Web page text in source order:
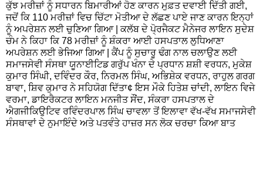
ਕੁੱਝ ਮਰੀਜ਼ਾਂ ਨੂੰ ਸਧਾਰਨ ਬਿਮਾਰੀਆਂ ਹੋਣ ਕਾਰਨ ਮੁਫ਼ਤ ਦਵਾਈ ਦਿੱਤੀ ਗਈ,
ਜਦੋਂ ਕਿ 110 ਮਰੀਜ਼ਾਂ ਵਿਚ ਚਿੱਟਾ ਮੋਤੀਆ ਦੇ ਲੱਛਣ ਪਾਏ ਜਾਣ ਕਾਰਨ ਇਨ੍ਹਾਂ
ਨੂੰ ਅਪਰੇਸ਼ਨ ਲਈ ਚੁਣਿਆ ਗਿਆ | ਕਲੱਬ ਦੇ ਪੋ੍ਰਜੈਕਟ ਮੈਨੇਜਰ ਲਾਇਨ ਸੁਦੇਸ਼
ਚੰਮ ਨੇ ਕਿਹਾ ਕਿ 78 ਮਰੀਜ਼ਾਂ ਨੂੰ ਸ਼ੰਕਰਾ ਆਈ ਹਸਪਤਾਲ ਲੁਧਿਆਣਾ
ਅਪਰੇਸ਼ਨ ਲਈ ਭੇਜਿਆ ਗਿਆ | ਕੈਂਪ ਨੂੰ ਸੁਚਾਰੂ ਢੰਗ ਨਾਲ ਚਲਾਉਣ ਲਈ
ਸਮਾਜਸੇਵੀ ਸੰਸਥਾ ਯੂਨਾਈਟਿਡ ਗਰੁੱਪ ਖੰਨਾ ਦੇ ਪ੍ਰਧਾਨ ਸ਼ਸ਼ੀ ਵਰਧਨ, ਮੁਕੇਸ਼
ਕੁਮਾਰ ਸਿੰਘੀ, ਦਵਿੰਦਰ ਕੌਰ, ਨਿਰਮਲ ਸਿੰਘ, ਅਭਿਸ਼ੇਕ ਵਰਧਨ, ਰਾਹੁਲ ਗਰਗ
ਬਾਵਾ, ਸ਼ਿਵ ਕੁਮਾਰ ਨੇ ਸਹਿਯੋਗ ਦਿੱਤਾ¢ ਇਸ ਮੌਕੇ ਹਿਤੇਸ਼ ਚਾਂਦੀ, ਲਾਇਨ ਵਿਜੇ
ਵਰਮਾ, ਡਾਇਰੈਕਟਰ ਲਾਇਨ ਮਨਜੀਤ ਸੌਂਦ, ਸੰਕਰਾ ਹਸਪਤਾਲ ਦੇ
ਐਗਜੀਕਿਉਟਿਵ ਰਵਿੰਦਰਪਾਲ ਸਿੰਘ ਚਾਵਲਾ ਤੋਂ ਇਲਾਵਾ ਵੱਖ-ਵੱਖ ਸਮਾਜਸੇਵੀ
ਸੰਸਥਾਵਾਂ ਦੇ ਨੁਮਾਇੰਦੇ ਅਤੇ ਪਤਵੰਤੇ ਹਾਜ਼ਰ ਸਨ ਲੋਕ ਚਰਚਾ ਕਿਆ ਬਾਤ